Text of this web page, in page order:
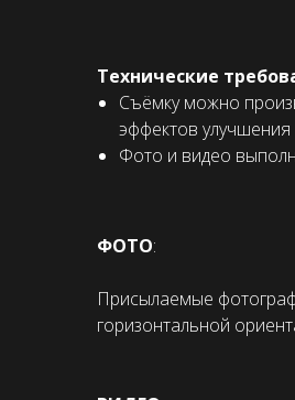
Технические
Съёмку можно
эффектов
Фото и видео
ФОТО:
Присылаемые
горизонтальной